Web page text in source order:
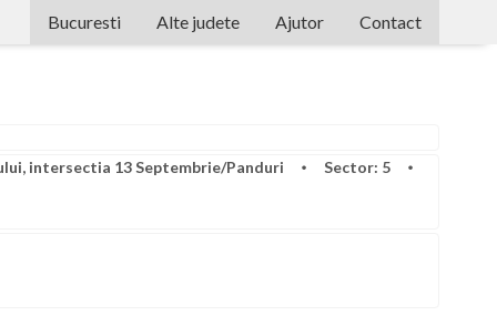
Bucuresti Alte judete Ajutor Contact
intersectia 13 Septembrie/Panduri
Sector: 5